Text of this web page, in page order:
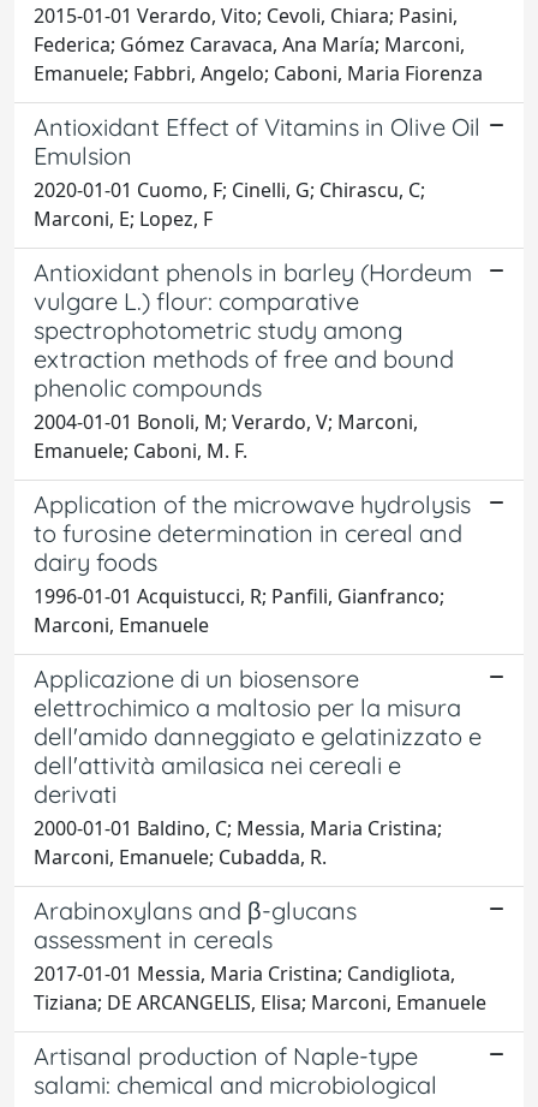
2015-01-01 Verardo, Vito; Cevoli, Chiara; Pasini,
Federica; Gómez Caravaca, Ana María; Marconi,
Emanuele; Fabbri, Angelo; Caboni, Maria Fiorenza
Antioxidant Effect of Vitamins in Olive Oil
Emulsion
2020-01-01 Cuomo, F; Cinelli, G; Chirascu, C;
Marconi, E; Lopez, F
Antioxidant phenols in barley (Hordeum
vulgare L.) flour: comparative
spectrophotometric study among
extraction methods of free and bound
phenolic compounds
2004-01-01 Bonoli, M; Verardo, V; Marconi,
Emanuele; Caboni, M. F.
Application of the microwave hydrolysis
to furosine determination in cereal and
dairy foods
1996-01-01 Acquistucci, R; Panfili, Gianfranco;
Marconi, Emanuele
Applicazione di un biosensore
elettrochimico a maltosio per la misura
dell'amido danneggiato e gelatinizzato e
dell'attività amilasica nei cereali e
derivati
2000-01-01 Baldino, C; Messia, Maria Cristina;
Marconi, Emanuele; Cubadda, R.
Arabinoxylans and β-glucans
assessment in cereals
2017-01-01 Messia, Maria Cristina; Candigliota,
Tiziana; DE ARCANGELIS, Elisa; Marconi, Emanuele
Artisanal production of Naple-type
salami: chemical and microbiological